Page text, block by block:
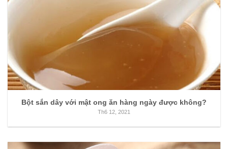
Bột sắn dây với mật ong ăn hàng ngày được không?
Th6 12, 2021